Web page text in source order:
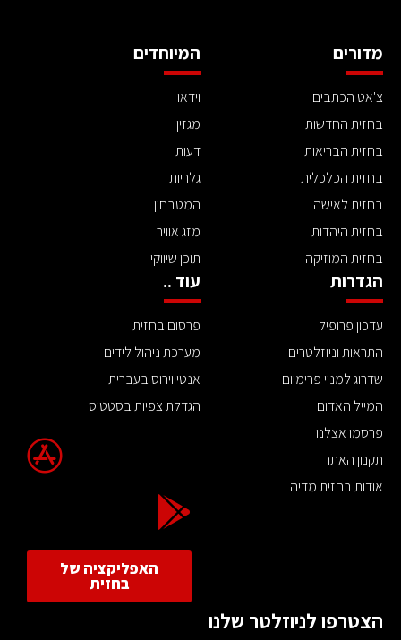
מדורים
צ'אט הכתבים
בחזית החדשות
בחזית הבריאות
בחזית הכלכלית
בחזית לאישה
בחזית היהדות
בחזית המוזיקה
המיוחדים
וידאו
מגזין
דעות
גלריות
המטבחון
מזג אוויר
תוכן שיווקי
הגדרות
עדכון פרופיל
התראות וניוזלטרים
שדרוג למנוי פרימיום
המייל האדום
פרסמו אצלנו
תקנון האתר
אודות בחזית מדיה
עוד ..
פרסום בחזית
מערכת ניהול לידים
אנטי וירוס בעברית
הגדלת צפיות בסטטוס
האפליקציה של
בחזית
הצטרפו לניוזלטר שלנו